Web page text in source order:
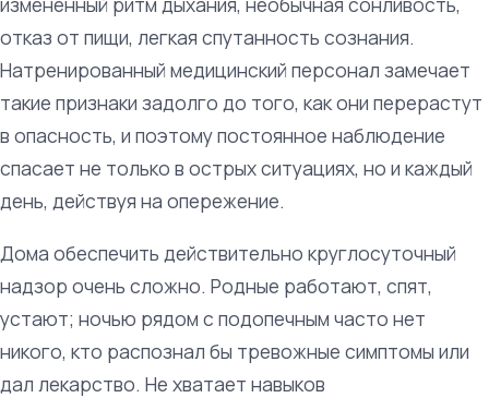
отказ от пищи, легкая спутанность сознания.
Натренированный медицинский персонал замечает
такие признаки задолго до того, как они перерастут
в опасность, и поэтому постоянное наблюдение
спасает не только в острых ситуациях, но и каждый
день, действуя на опережение.
Дома обеспечить действительно круглосуточный
надзор очень сложно. Родные работают, спят,
устают; ночью рядом с подопечным часто нет
никого, кто распознал бы тревожные симптомы или
дал лекарство. Не хватает навыков